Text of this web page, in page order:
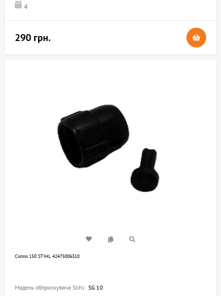
4
290 грн.
Сопло 150 STIHL 42475006310
Модель обприскувача Stihl: SG 10